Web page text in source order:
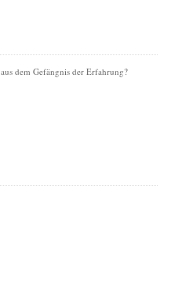
dem Gefängnis der Erfahrung?